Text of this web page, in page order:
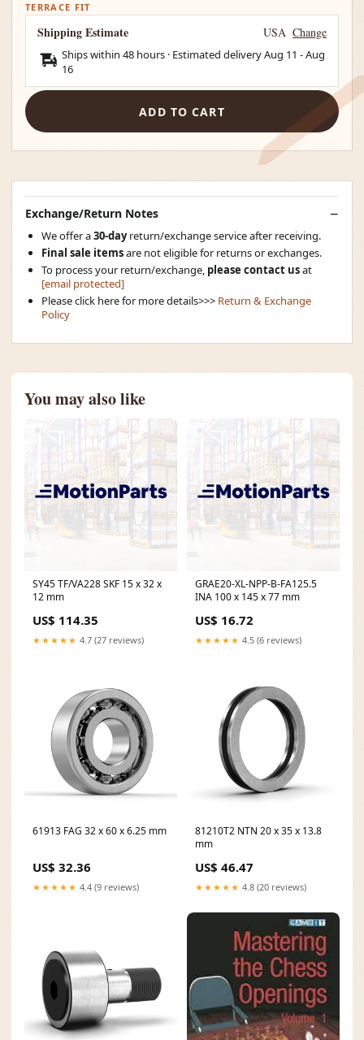
TERRACE FIT
Shipping Estimate USA Change
Ships within 48 hours · Estimated deliveryAug 11 -Aug
16
ADD TO CART
Exchange/Return Notes
We offer a30-dayreturn/exchange service after receiving.
Final sale itemsare not eligible for returns or exchanges.
To process your return/exchange, please contact usat
[email protected]
Please click here for more details>>> Return & Exchange
Policy
You may also like
SY45 TF/VA228 SKF 15 x 32 x
12 mm
US$ 114.35
★★★★★ 4.7 (27 reviews)
GRAE20-XL-NPP-B-FA125.5
INA 100 x 145 x 77 mm
US$ 16.72
★★★★★ 4.5 (6 reviews)
61913 FAG 32 x 60 x 6.25 mm
US$ 32.36
★★★★★ 4.4 (9 reviews)
81210T2 NTN 20 x 35 x 13.8
mm
US$ 46.47
★★★★★ 4.8 (20 reviews)